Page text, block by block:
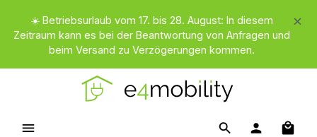
Zum Hauptinhalt springen
☀️ Betriebsurlaub vom 17. bis 28. August: In diesem
Zeitraum kann es bei der Beantwortung von Anfragen und
beim Versand zu Verzögerungen kommen.